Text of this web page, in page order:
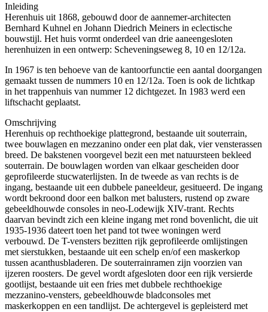
Inleiding
Herenhuis uit 1868, gebouwd door de aannemer-architecten
Bernhard Kuhnel en Johann Diedrich Meiners in eclectische
bouwstijl. Het huis vormt onderdeel van drie aaneengesloten
herenhuizen in een ontwerp: Scheveningseweg 8, 10 en 12/12a.
In 1967 is ten behoeve van de kantoorfunctie een aantal doorgangen
gemaakt tussen de nummers 10 en 12/12a. Toen is ook de lichtkap
in het trappenhuis van nummer 12 dichtgezet. In 1983 werd een
liftschacht geplaatst.
Omschrijving
Herenhuis op rechthoekige plattegrond, bestaande uit souterrain,
twee bouwlagen en mezzanino onder een plat dak, vier vensterassen
breed. De bakstenen voorgevel bezit een met natuursteen bekleed
souterrain. De bouwlagen worden van elkaar gescheiden door
geprofileerde stucwaterlijsten. In de tweede as van rechts is de
ingang, bestaande uit een dubbele paneeldeur, gesitueerd. De ingang
wordt bekroond door een balkon met balusters, rustend op zware
gebeeldhouwde consoles in neo-Lodewijk XIV-trant. Rechts
daarvan bevindt zich een kleine ingang met rond bovenlicht, die uit
1935-1936 dateert toen het pand tot twee woningen werd
verbouwd. De T-vensters bezitten rijk geprofileerde omlijstingen
met sierstukken, bestaande uit een schelp en/of een maskerkop
tussen acanthusbladeren. De souterrainramen zijn voorzien van
ijzeren roosters. De gevel wordt afgesloten door een rijk versierde
gootlijst, bestaande uit een fries met dubbele rechthoekige
mezzanino-vensters, gebeeldhouwde bladconsoles met
maskerkoppen en een tandlijst. De achtergevel is gepleisterd met